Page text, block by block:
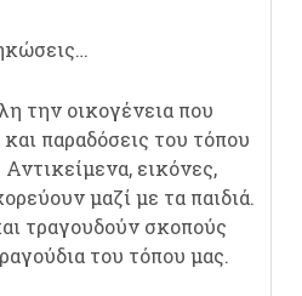
την οικογένεια που
παραδόσεις του τόπου
εικόνες,
μαζί με τα παιδιά.
τραγουδούν σκοπούς
του τόπου μας.